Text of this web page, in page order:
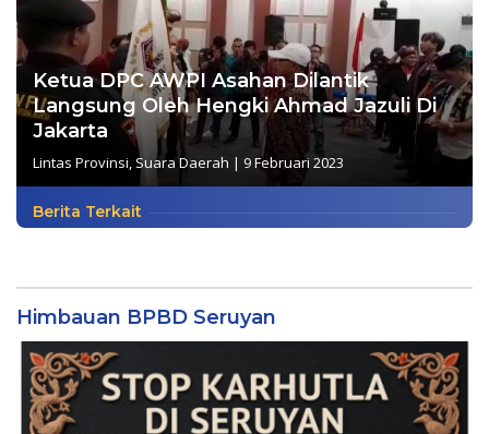
Ketua DPC AWPI Asahan Dilantik
Langsung Oleh Hengki Ahmad Jazuli Di
Jakarta
Lintas Provinsi, Suara Daerah | 9 Februari 2023
Berita Terkait
Himbauan BPBD Seruyan